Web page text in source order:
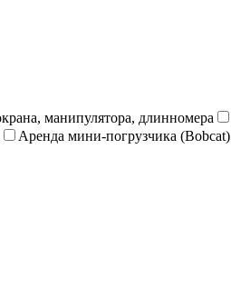
манипулятора, длинномера
Аренда мини-погрузчика (Bobcat)